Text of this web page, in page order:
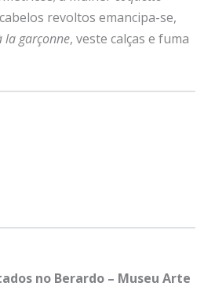
revoltos emancipa-se,
la garçonne, veste calças e fuma
no Berardo – Museu Arte